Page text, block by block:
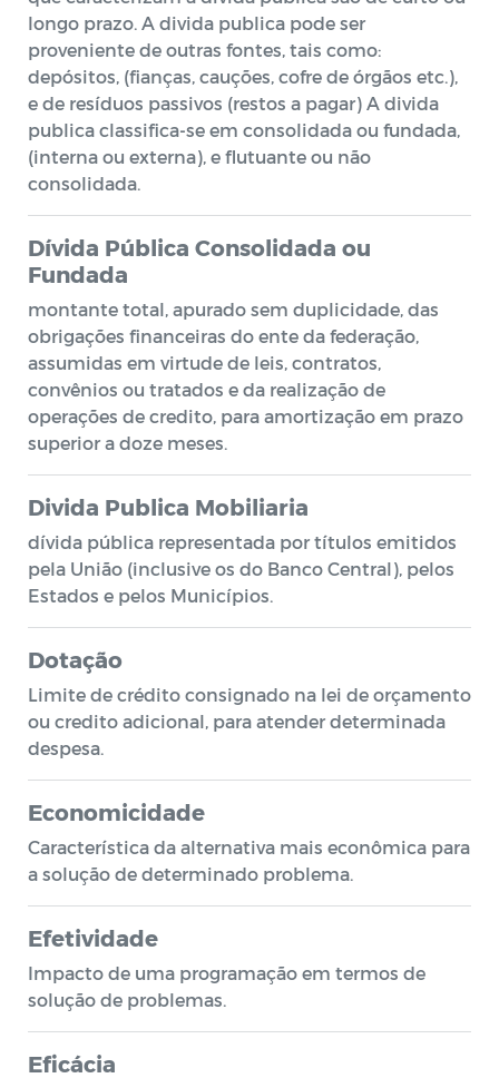
longo prazo. A divida publica pode ser
proveniente de outras fontes, tais como:
depósitos, (fianças, cauções, cofre de órgãos etc.),
e de resíduos passivos (restos a pagar) A divida
publica classifica-se em consolidada ou fundada,
(interna ou externa), e flutuante ou não
consolidada.
Dívida Pública Consolidada ou
Fundada
montante total, apurado sem duplicidade, das
obrigações financeiras do ente da federação,
assumidas em virtude de leis, contratos,
convênios ou tratados e da realização de
operações de credito, para amortização em prazo
superior a doze meses.
Divida Publica Mobiliaria
dívida pública representada por títulos emitidos
pela União (inclusive os do Banco Central), pelos
Estados e pelos Municípios.
Dotação
Limite de crédito consignado na lei de orçamento
ou credito adicional, para atender determinada
despesa.
Economicidade
Característica da alternativa mais econômica para
a solução de determinado problema.
Efetividade
Impacto de uma programação em termos de
solução de problemas.
Eficácia